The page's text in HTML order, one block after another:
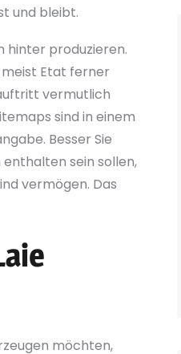
und bleibt.
hinter produzieren.
Etat ferner
vermutlich
sind in einem
Besser Sie
sein sollen,
vermögen. Das
möchten,